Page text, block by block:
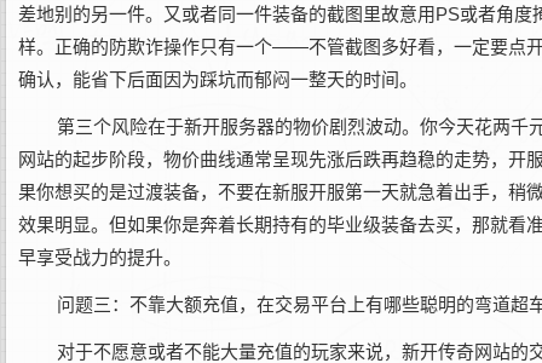
差地别的另一件。又或者同一件装备的截图里故意用PS或者角
样。正确的防欺诈操作只有一个——不管截图多好看，一定要点
确认，能省下后面因为踩坑而郁闷一整天的时间。
第三个风险在于新开服务器的物价剧烈波动。你今天花两
网站的起步阶段，物价曲线通常呈现先涨后跌再趋稳的走势，
果你想买的是过渡装备，不要在新服开服第一天就急着出手，
效果明显。但如果你是奔着长期持有的毕业级装备去买，那就看
早享受战力的提升。
问题三：不靠大额充值，在交易平台上有哪些聪明的弯道超
对于不愿意或者不能大量充值的玩家来说，新开传奇网站